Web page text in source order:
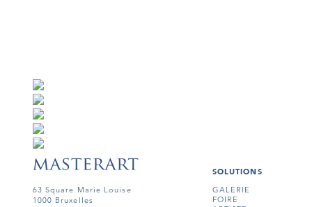
63 Square Marie Louise
1000 Bruxelles
SOLUTIONS
GALERIE
FOIRE